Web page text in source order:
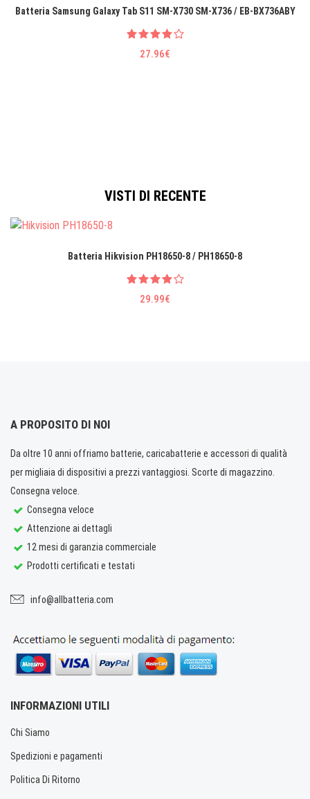
Batteria Samsung Galaxy Tab S11 SM-X730 SM-X736 / EB-BX736ABY
27.96€
VISTI DI RECENTE
Batteria Hikvision PH18650-8 / PH18650-8
29.99€
A PROPOSITO DI NOI
Da oltre 10 anni offriamo batterie, caricabatterie e accessori di qualità
per migliaia di dispositivi a prezzi vantaggiosi. Scorte di magazzino.
Consegna veloce.
Consegna veloce
Attenzione ai dettagli
12 mesi di garanzia commerciale
Prodotti certificati e testati
info@allbatteria.com
INFORMAZIONI UTILI
Chi Siamo
Spedizioni e pagamenti
Politica Di Ritorno